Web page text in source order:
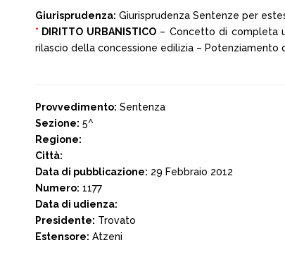
Giurisprudenza: Giurisprudenza Sentenze per
* DIRITTO URBANISTICO– Concetto di completa
rilascio della concessione edilizia – Potenziamento
Provvedimento: Sentenza
Sezione: 5^
Regione:
Città:
Data di pubblicazione: 29 Febbraio 2012
Numero: 1177
Data di udienza:
Presidente: Trovato
Estensore: Atzeni